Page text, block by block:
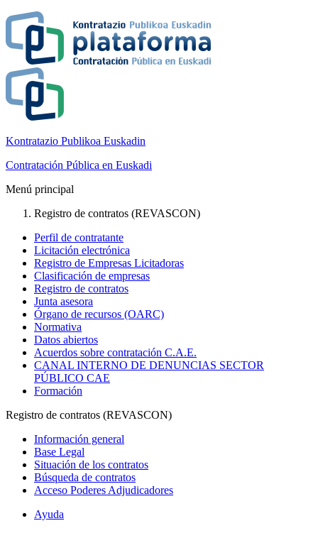
Kontratazio Publikoa Euskadin
Contratación Pública en Euskadi
Menú principal
Registro de contratos (REVASCON)
Perfil de contratante
Licitación electrónica
Registro de Empresas Licitadoras
Clasificación de empresas
Registro de contratos
Junta asesora
Órgano de recursos (OARC)
Normativa
Datos abiertos
Acuerdos sobre contratación C.A.E.
CANAL INTERNO DE DENUNCIAS SECTOR
PÚBLICO CAE
Formación
Registro de contratos (REVASCON)
Información general
Base Legal
Situación de los contratos
Búsqueda de contratos
Acceso Poderes Adjudicadores
Ayuda